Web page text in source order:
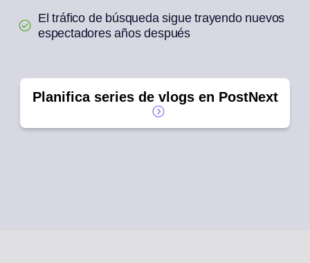
El tráfico de búsqueda sigue trayendo nuevos
espectadores años después
Planifica series de vlogs en PostNext